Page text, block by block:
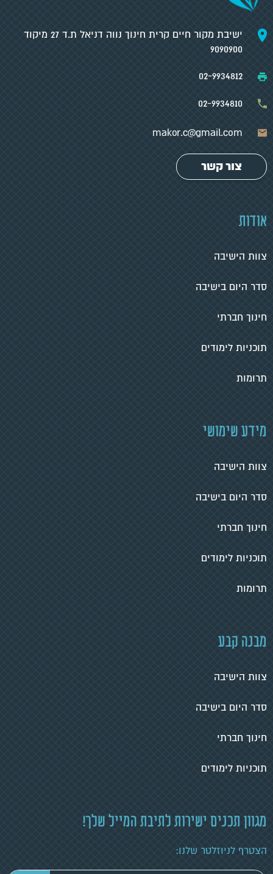
ישיבת מקור חיים קרית חינוך נווה דניאל ת.ד 27 מיקוד
9090900
02-9934812
02-9934810
makor.c@gmail.com
צור קשר
אודות
צוות הישיבה
סדר היום בישיבה
חינוך חברתי
תוכניות לימודים
תרומות
מידע שימושי
צוות הישיבה
סדר היום בישיבה
חינוך חברתי
תוכניות לימודים
תרומות
מבנה קבע
צוות הישיבה
סדר היום בישיבה
חינוך חברתי
תוכניות לימודים
מגוון תכנים ישירות לתיבת המייל שלך!
הצטרף לניוזלטר שלנו: